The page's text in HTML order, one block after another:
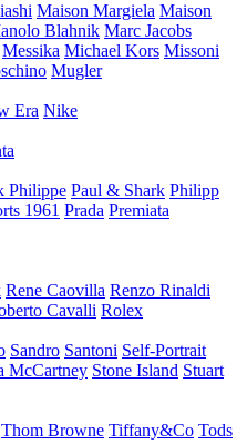
Maison Margiela Maison
Blahnik Marc Jacobs
Messika Michael Kors Missoni
Mugler
Era Nike
Philippe Paul & Shark Philipp
1961 Prada Premiata
Rene Caovilla Renzo Rinaldi
Cavalli Rolex
Sandro Santoni Self-Portrait
McCartney Stone Island Stuart
Thom Browne Tiffany&Co Tods